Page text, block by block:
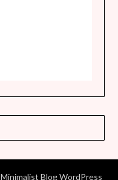
Minimalist BlogWordPress